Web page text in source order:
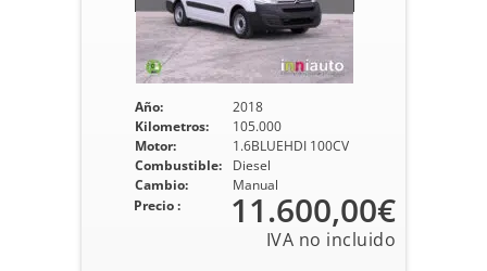
Año:
2018
Kilometros:
105.000
Motor:
1.6BLUEHDI 100CV
Combustible:
Diesel
Cambio:
Manual
Precio : 11.600,00€